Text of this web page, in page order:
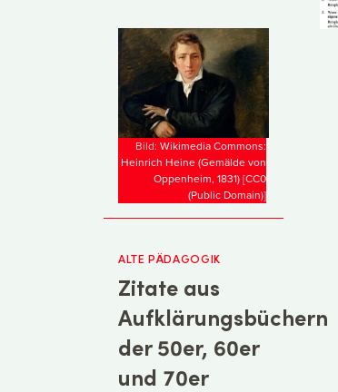
Bild: Wikimedia Commons:
Heinrich Heine (Gemälde von
Oppenheim, 1831)[CC0
(Public Domain)]
ALTE PÄDAGOGIK
Zitate aus
Aufklärungsbüchern
der 50er, 60er
und 70er